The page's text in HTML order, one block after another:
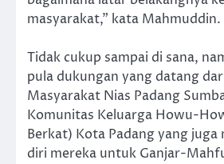
masyarakat,” kata Mahmuddin.
Tidak cukup sampai di sana,
pula dukungan yang datang
Masyarakat Nias Padang
Komunitas Keluarga Howu-
Berkat) Kota Padang yang juga
diri mereka untuk Ganjar-